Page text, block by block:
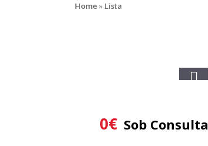
Home » Lista
0€ Sob Consulta